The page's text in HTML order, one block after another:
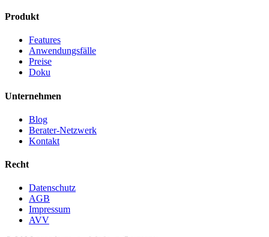
Produkt
Features
Anwendungsfälle
Preise
Doku
Unternehmen
Blog
Berater-Netzwerk
Kontakt
Recht
Datenschutz
AGB
Impressum
AVV